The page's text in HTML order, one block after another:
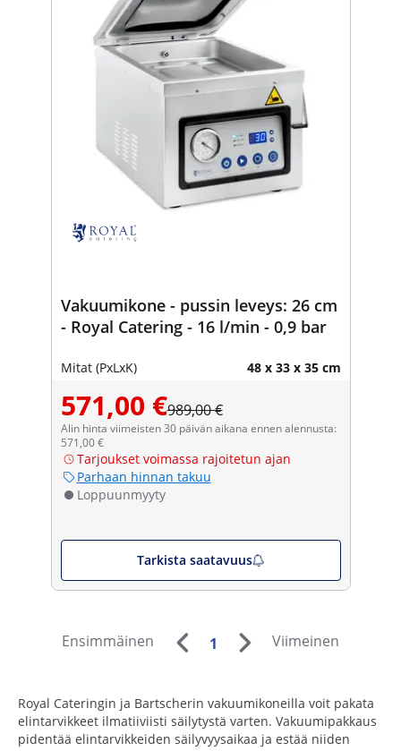
Vakuumikone - pussin leveys: 26 cm
- Royal Catering - 16 l/min - 0,9 bar
Mitat (PxLxK) 48 x 33 x 35 cm
571,00 €989,00 €
Alin hinta viimeisten 30 päivän aikana ennen alennusta:
571,00 €
Tarjoukset voimassa rajoitetun ajan
Parhaan hinnan takuu
Loppuunmyyty
Tarkista saatavuus
Ensimmäinen 1 Viimeinen
Royal Cateringin ja Bartscherin vakuumikoneilla voit pakata
elintarvikkeet ilmatiiviisti säilytystä varten. Vakuumipakkaus
pidentää elintarvikkeiden säilyvyysaikaa ja estää niiden